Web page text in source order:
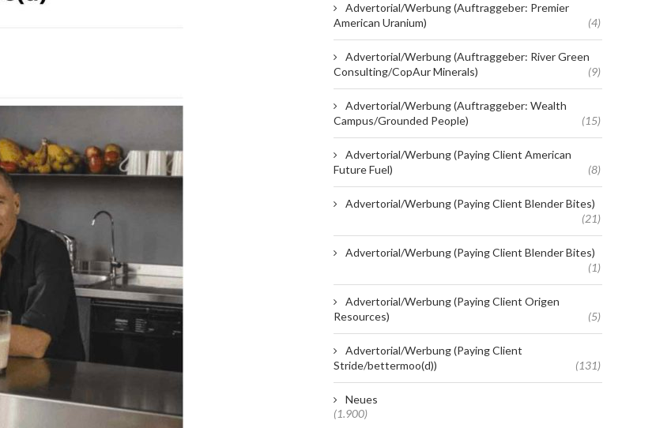
Advertorial/Werbung (Auftraggeber: Premier
American Uranium)
(4)
Advertorial/Werbung (Auftraggeber: River Green
Consulting/CopAur Minerals)
(9)
Advertorial/Werbung (Auftraggeber: Wealth
Campus/Grounded People)
(15)
Advertorial/Werbung (Paying Client American
Future Fuel)
(8)
Advertorial/Werbung (Paying Client Blender Bites)
(21)
Advertorial/Werbung (Paying Client Blender Bites)
(1)
Advertorial/Werbung (Paying Client Origen
Resources)
(5)
Advertorial/Werbung (Paying Client
Stride/bettermoo(d))
(131)
Neues
(1.900)